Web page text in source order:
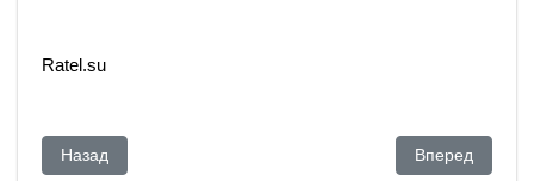
Ratel.su
Предыдущий: Шодиев Назарбаеву обошелся дорого
Назад Следующий:
Вперед